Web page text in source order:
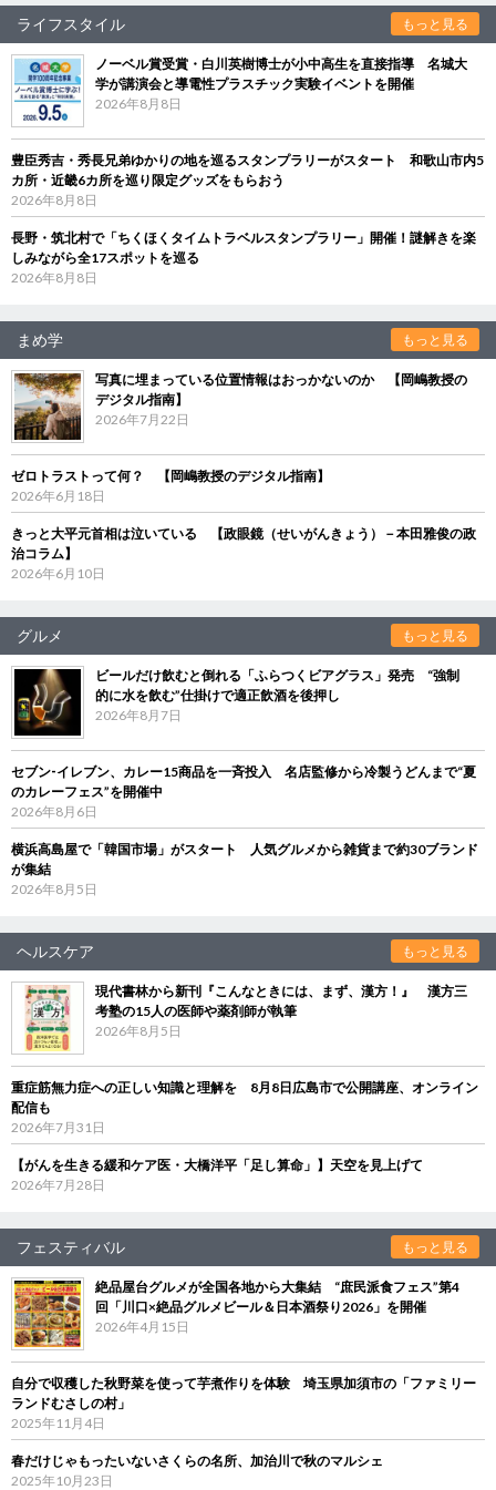
ライフスタイル もっと見る
ノーベル賞受賞・白川英樹博士が小中高生を直接指導 名城大
学が講演会と導電性プラスチック実験イベントを開催
2026年8月8日
豊臣秀吉・秀長兄弟ゆかりの地を巡るスタンプラリーがスタート 和歌山市内5
カ所・近畿6カ所を巡り限定グッズをもらおう
2026年8月8日
長野・筑北村で「ちくほくタイムトラベルスタンプラリー」開催！謎解きを楽
しみながら全17スポットを巡る
2026年8月8日
まめ学 もっと見る
写真に埋まっている位置情報はおっかないのか 【岡嶋教授の
デジタル指南】
2026年7月22日
ゼロトラストって何？ 【岡嶋教授のデジタル指南】
2026年6月18日
きっと大平元首相は泣いている 【政眼鏡（せいがんきょう）－本田雅俊の政
治コラム】
2026年6月10日
グルメ もっと見る
ビールだけ飲むと倒れる「ふらつくビアグラス」発売 “強制
的に水を飲む”仕掛けで適正飲酒を後押し
2026年8月7日
セブン‐イレブン、カレー15商品を一斉投入 名店監修から冷製うどんまで“夏
のカレーフェス”を開催中
2026年8月6日
横浜高島屋で「韓国市場」がスタート 人気グルメから雑貨まで約30ブランド
が集結
2026年8月5日
ヘルスケア もっと見る
現代書林から新刊『こんなときには、まず、漢方！』 漢方三
考塾の15人の医師や薬剤師が執筆
2026年8月5日
重症筋無力症への正しい知識と理解を 8月8日広島市で公開講座、オンライン
配信も
2026年7月31日
【がんを生きる緩和ケア医・大橋洋平「足し算命」】天空を見上げて
2026年7月28日
フェスティバル もっと見る
絶品屋台グルメが全国各地から大集結 “庶民派食フェス”第4
回「川口×絶品グルメビール＆日本酒祭り2026」を開催
2026年4月15日
自分で収穫した秋野菜を使って芋煮作りを体験 埼玉県加須市の「ファミリー
ランドむさしの村」
2025年11月4日
春だけじゃもったいないさくらの名所、加治川で秋のマルシェ
2025年10月23日